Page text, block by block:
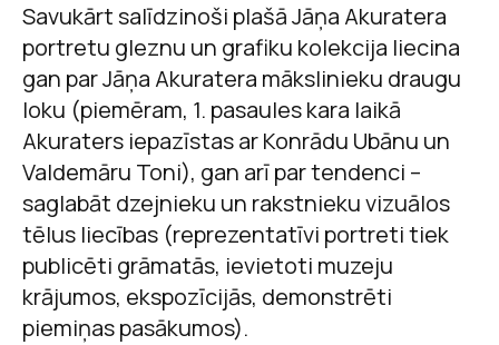
Savukārt salīdzinoši plašā Jāņa Akuratera
portretu gleznu un grafiku kolekcija liecina
gan par Jāņa Akuratera mākslinieku draugu
loku (piemēram, 1. pasaules kara laikā
Akuraters iepazīstas ar Konrādu Ubānu un
Valdemāru Toni), gan arī par tendenci –
saglabāt dzejnieku un rakstnieku vizuālos
tēlus liecības (reprezentatīvi portreti tiek
publicēti grāmatās, ievietoti muzeju
krājumos, ekspozīcijās, demonstrēti
piemiņas pasākumos).